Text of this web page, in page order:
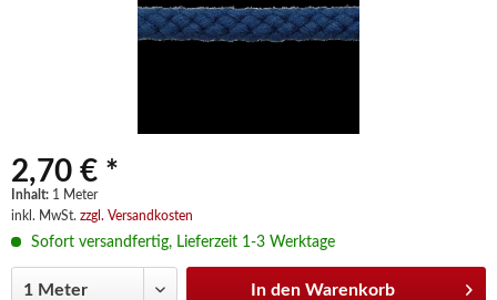
2,70 € *
Inhalt: 1 Meter
inkl. MwSt. zzgl. Versandkosten
Sofort versandfertig, Lieferzeit 1-3 Werktage
In den Warenkorb